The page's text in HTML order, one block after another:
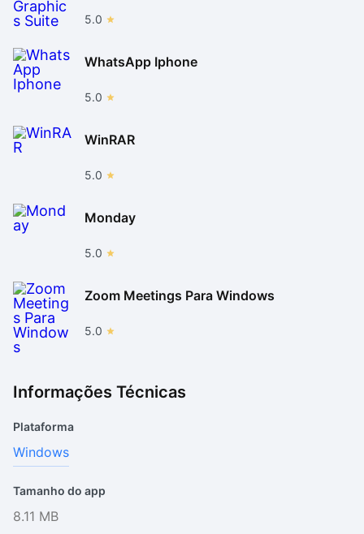
5.0
WhatsApp Iphone
5.0
WinRAR
5.0
Monday
5.0
Zoom Meetings Para Windows
5.0
Informações Técnicas
Plataforma
Windows
Tamanho do app
8.11 MB